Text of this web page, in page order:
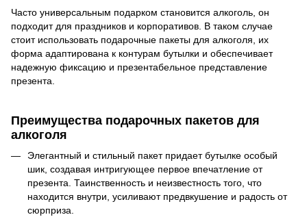
Часто универсальным подарком становится алкоголь, он
подходит для праздников и корпоративов. В таком случае
стоит использовать подарочные пакеты для алкоголя, их
форма адаптирована к контурам бутылки и обеспечивает
надежную фиксацию и презентабельное представление
презента.
Преимущества подарочных пакетов для
алкоголя
Элегантный и стильный пакет придает бутылке особый
шик, создавая интригующее первое впечатление от
презента. Таинственность и неизвестность того, что
находится внутри, усиливают предвкушение и радость от
сюрприза.